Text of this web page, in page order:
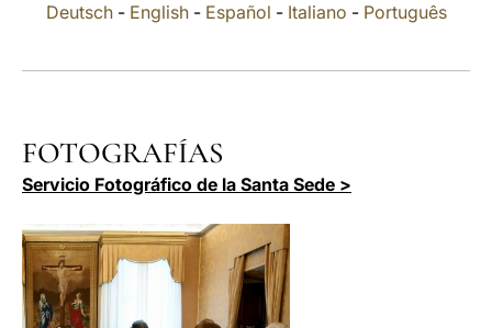
Deutsch- English- Español - Italiano - Português
FOTOGRAFÍAS
Servicio Fotográfico de la Santa Sede >